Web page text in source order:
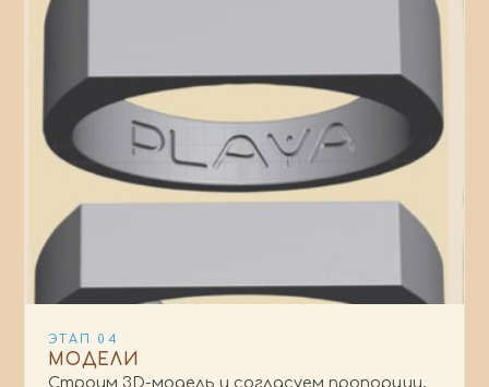
ЭТАП 04
МОДЕЛИ
Строим 3D-модель и согласуем пропорции,